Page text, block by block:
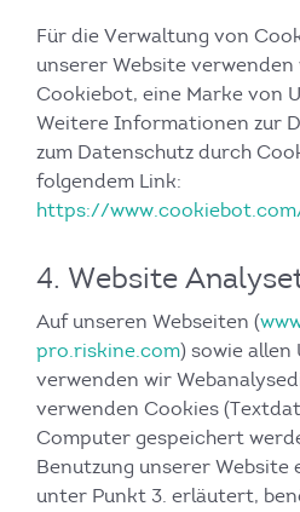
Für die Verwaltung von
unserer Website verwenden
Cookiebot, eine Marke von
Weitere Informationen zur
zum Datenschutz durch
folgendem Link:
https://
4. Website
Auf unseren Webseiten (
pro.riskine.com) sowie
verwenden wir
verwenden Cookies
Computer gespeichert
Benutzung unserer Website
unter Punkt 3. erläutert,